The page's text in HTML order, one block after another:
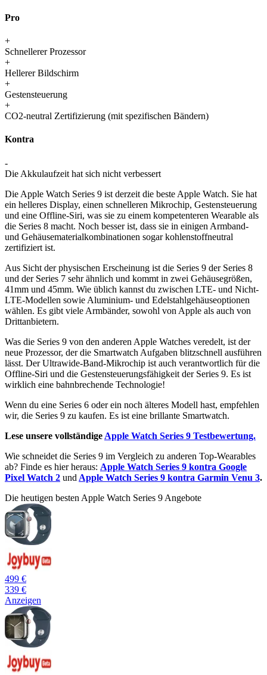
Pro
+
Schnellerer Prozessor
+
Hellerer Bildschirm
+
Gestensteuerung
+
CO2-neutral Zertifizierung (mit spezifischen Bändern)
Kontra
-
Die Akkulaufzeit hat sich nicht verbessert
Die Apple Watch Series 9 ist derzeit die beste Apple Watch. Sie hat
ein helleres Display, einen schnelleren Mikrochip, Gestensteuerung
und eine Offline-Siri, was sie zu einem kompetenteren Wearable als
die Series 8 macht. Noch besser ist, dass sie in einigen Armband-
und Gehäusematerialkombinationen sogar kohlenstoffneutral
zertifiziert ist.
Aus Sicht der physischen Erscheinung ist die Series 9 der Series 8
und der Series 7 sehr ähnlich und kommt in zwei Gehäusegrößen,
41mm und 45mm. Wie üblich kannst du zwischen LTE- und Nicht-
LTE-Modellen sowie Aluminium- und Edelstahlgehäuseoptionen
wählen. Es gibt viele Armbänder, sowohl von Apple als auch von
Drittanbietern.
Was die Series 9 von den anderen Apple Watches veredelt, ist der
neue Prozessor, der die Smartwatch Aufgaben blitzschnell ausführen
lässt. Der Ultrawide-Band-Mikrochip ist auch verantwortlich für die
Offline-Siri und die Gestensteuerungsfähigkeit der Series 9. Es ist
wirklich eine bahnbrechende Technologie!
Wenn du eine Series 6 oder ein noch älteres Modell hast, empfehlen
wir, die Series 9 zu kaufen. Es ist eine brillante Smartwatch.
Lese unsere vollständige Apple Watch Series 9 Testbewertung.
Wie schneidet die Series 9 im Vergleich zu anderen Top-Wearables
ab? Finde es hier heraus: Apple Watch Series 9 kontra Google
Pixel Watch 2 und Apple Watch Series 9 kontra Garmin Venu 3.
Die heutigen besten Apple Watch Series 9 Angebote
499 €
339 €
Anzeigen